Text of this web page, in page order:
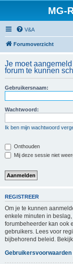
MG-
V&A
Forumoverzicht
Je moet
forum te kunnen
Gebruikersnaam:
Wachtwoord:
Ik ben mijn wachtwoord
Onthouden
Mij deze sessie niet
REGISTREER
Om je te kunnen
enkele minuten in
forumbeheerder kan ook
gebruikers. Lees voor
bijbehorend beleid.
Gebruikersvoorwaarden